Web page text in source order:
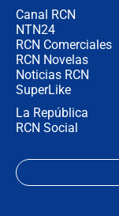
Canal RCN
NTN24
RCN Comerciales
RCN Novelas
Noticias RCN
SuperLike
La República
RCN Social